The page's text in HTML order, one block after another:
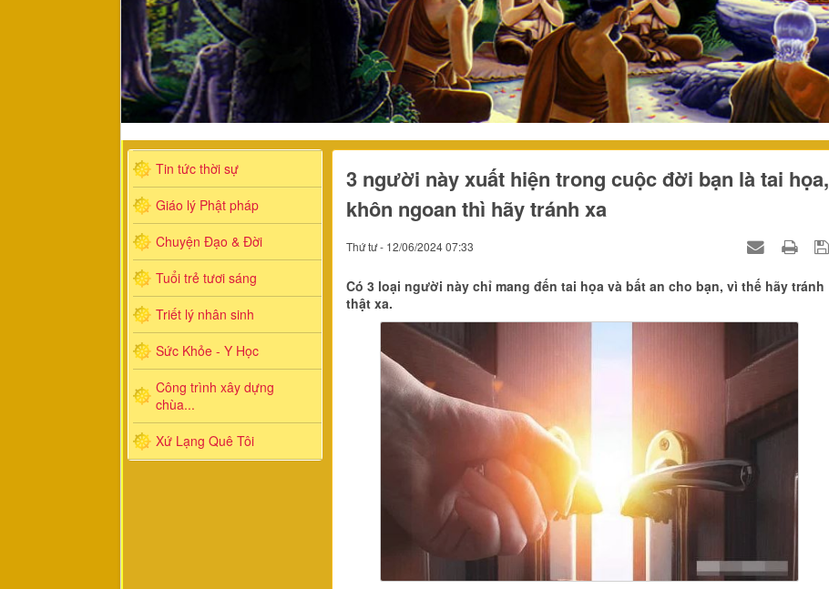
3 người này xuất hiện trong cuộc đời bạn là tai họa,
khôn ngoan thì hãy tránh xa
Thứ tư - 12/06/2024 07:33
Có 3 loại người này chỉ mang đến tai họa và bất an cho bạn, vì thế hãy tránh
thật xa.
Tin tức thời sự
Giáo lý Phật pháp
Chuyện Đạo & Đời
Tuổi trẻ tươi sáng
Triết lý nhân sinh
Sức Khỏe - Y Học
Công trình xây dựng
chùa...
Xứ Lạng Quê Tôi